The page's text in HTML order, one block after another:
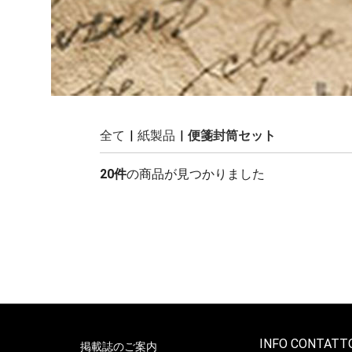
全て 紙製品 便箋封筒セット
20件の商品が見つかりました
掲載誌のご案内 INFO